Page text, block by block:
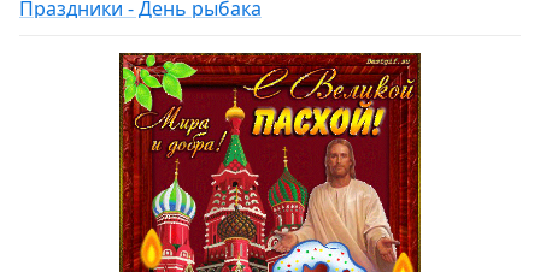
Праздники - День рыбака